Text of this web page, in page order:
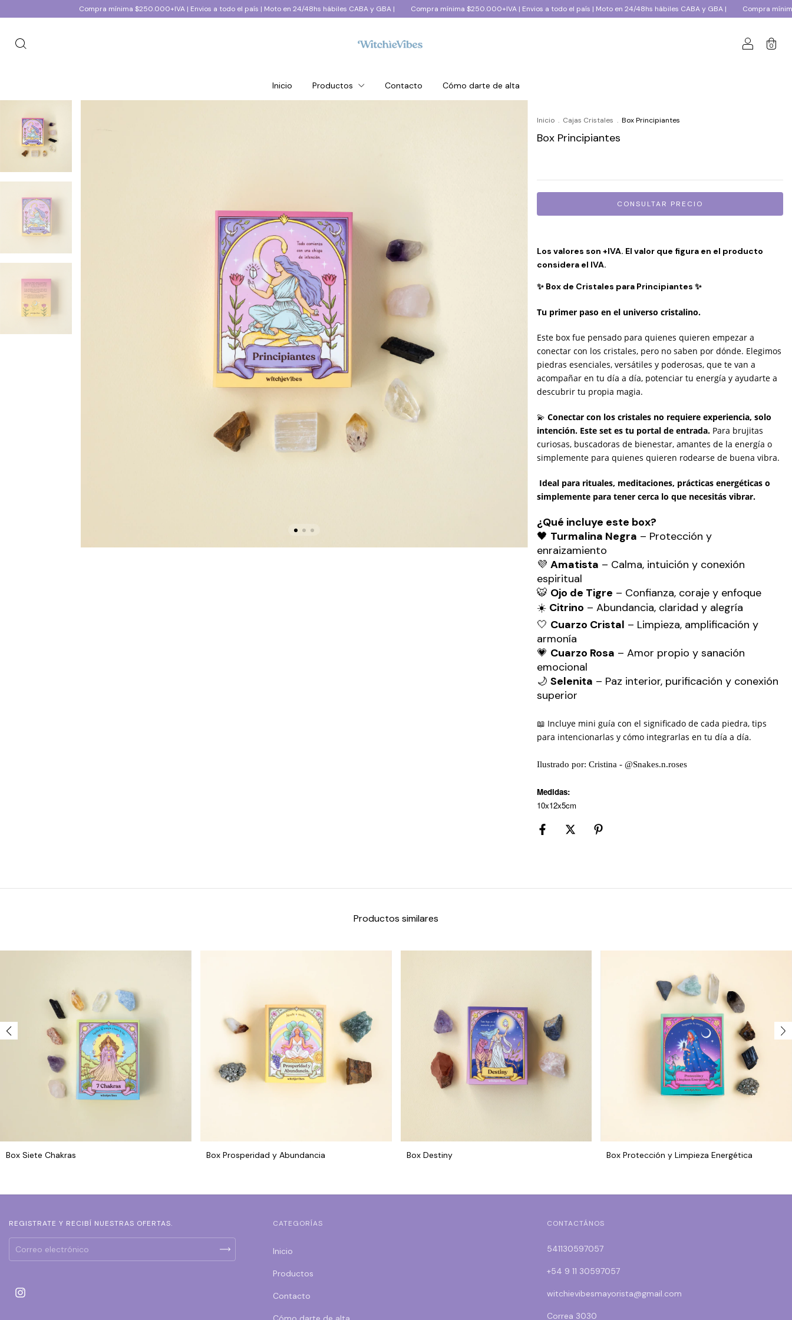
Compra mínima $250.000+IVA | Envios a todo el país | Moto en 24/48hs hábiles CABA y GBA | Compra mínima $250.000+IVA | Envios a todo el país | Moto en 24/48hs hábiles CABA y GBA | Compra mínima
0
Inicio Productos Contacto Cómo darte de alta
Inicio . Cajas Cristales . Box Principiantes
Box Principiantes
Los valores son +IVA. El valor que figura en el producto
considera el IVA.
✨ Box de Cristales para Principiantes ✨
Tu primer paso en el universo cristalino.
Este box fue pensado para quienes quieren empezar a
conectar con los cristales, pero no saben por dónde. Elegimos
piedras esenciales, versátiles y poderosas, que te van a
acompañar en tu día a día, potenciar tu energía y ayudarte a
descubrir tu propia magia.
💫 Conectar con los cristales no requiere experiencia, solo
intención. Este set es tu portal de entrada. Para brujitas
curiosas, buscadoras de bienestar, amantes de la energía o
simplemente para quienes quieren rodearse de buena vibra.
Ideal para rituales, meditaciones, prácticas energéticas o
simplemente para tener cerca lo que necesitás vibrar.
¿Qué incluye este box?
🖤 Turmalina Negra – Protección y
enraizamiento
💜 Amatista – Calma, intuición y conexión
espiritual
🐯 Ojo de Tigre – Confianza, coraje y enfoque
☀️ Citrino – Abundancia, claridad y alegría
🤍 Cuarzo Cristal – Limpieza, amplificación y
armonía
💗 Cuarzo Rosa – Amor propio y sanación
emocional
🌙 Selenita – Paz interior, purificación y conexión
superior
📖 Incluye mini guía con el significado de cada piedra, tips
para intencionarlas y cómo integrarlas en tu día a día.
Ilustrado por: Cristina - @Snakes.n.roses
Medidas:
10x12x5cm
Productos similares
Box Siete Chakras Box Prosperidad y Abundancia Box Destiny Box Protección y Limpieza Energética
REGISTRATE Y RECIBÍ NUESTRAS OFERTAS. CATEGORÍAS
Inicio
Productos
Contacto
CONTACTÁNOS
541130597057
+54 9 11 30597057
witchievibesmayorista@gmail.com
Correa 3030